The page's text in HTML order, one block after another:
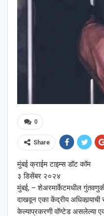
0
Share
मुंबई क्राईम टाइम्स डॉट कॉम
३ डिसेंबर २०२४
मुंबई, – शेअरमार्केटमधील
दाखवून एका केंद्रीय
केल्याप्रकरणी वॉण्टेड असलेल्या